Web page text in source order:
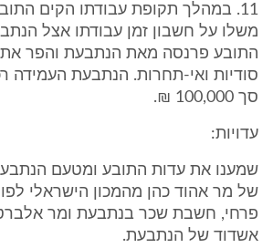
11. במהלך תקופת עבודתו הקים
משלו על חשבון זמן עבודתו אצל
התובע פרנסה מאת הנתבעת והפר
סודיות ואי-תחרות. הנתבעת העמידה
סך 100,000 ₪.
עדויות:
שמענו את עדות התובע ומטעם
של מר אהוד כהן מהמכון הישראלי
פרחי, חשבת שכר בנתבעת ומר
אשדוד של הנתבעת.